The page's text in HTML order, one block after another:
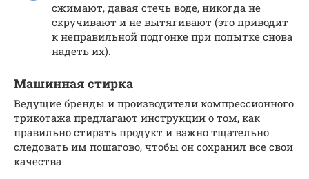
сжимают, давая стечь воде, никогда не
скручивают и не вытягивают (это приводит
к неправильной подгонке при попытке снова
надеть их).
Машинная стирка
Ведущие бренды и производители компрессионного
трикотажа предлагают инструкции о том, как
правильно стирать продукт и важно тщательно
следовать им пошагово, чтобы он сохранил все свои
качества